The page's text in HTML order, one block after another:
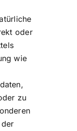
oder
wie
zu